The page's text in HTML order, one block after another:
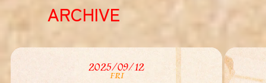
ARCHIVE
2025/09/12
FRI